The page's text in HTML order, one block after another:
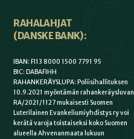
RAHALAHJAT
(DANSKE BANK):
IBAN: FI13 8000 1500 7791 95
BIC: DABAFIHH
RAHANKERÄYSLUPA: Poliisihallituksen
10.9.2021 myöntämän rahankeräysluvan
RA/2021/1127 mukaisesti Suomen
Luterilainen Evankeliumiyhdistys ry voi
kerätä varoja toistaiseksi koko Suomen
alueella Ahvenanmaata lukuun